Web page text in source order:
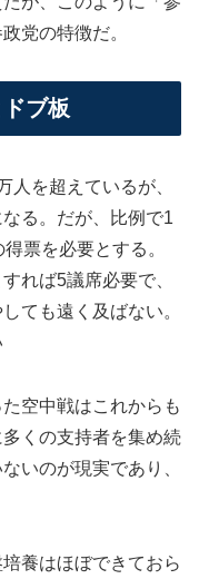
党の特徴だ。
ブ板
を超えているが、
る。だが、比例で1
票を必要とする。
れば5議席必要で、
ても遠く及ばない。
空中戦はこれからも
くの支持者を集め続
いのが現実であり、
養はほぼできておら